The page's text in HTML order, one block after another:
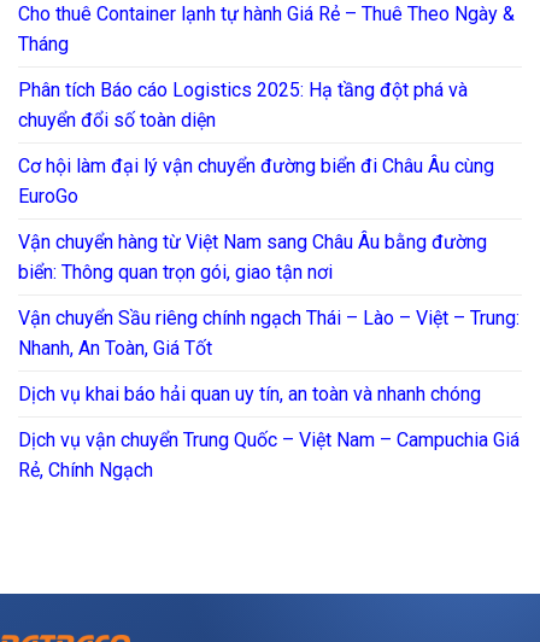
Cho thuê Container lạnh tự hành Giá Rẻ – Thuê Theo Ngày &
Tháng
Phân tích Báo cáo Logistics 2025: Hạ tầng đột phá và
chuyển đổi số toàn diện
Cơ hội làm đại lý vận chuyển đường biển đi Châu Âu cùng
EuroGo
Vận chuyển hàng từ Việt Nam sang Châu Âu bằng đường
biển: Thông quan trọn gói, giao tận nơi
Vận chuyển Sầu riêng chính ngạch Thái – Lào – Việt – Trung:
Nhanh, An Toàn, Giá Tốt
Dịch vụ khai báo hải quan uy tín, an toàn và nhanh chóng
Dịch vụ vận chuyển Trung Quốc – Việt Nam – Campuchia Giá
Rẻ, Chính Ngạch